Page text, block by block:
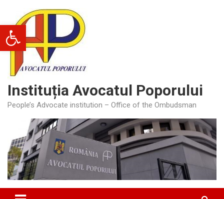
Deschide bara de unelte
content
Instituția Avocatul Poporului
People’s Advocate institution – Office of the Ombudsman